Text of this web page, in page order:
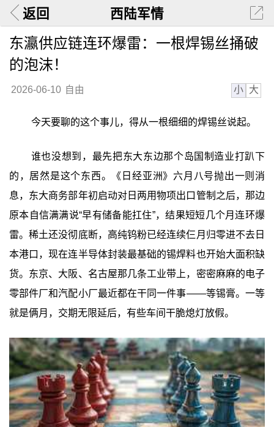
返回 西陆军情
东瀛供应链连环爆雷：一根焊锡丝捅破
的泡沫！
2026-06-10 自由 小 大
今天要聊的这个事儿，得从一根细细的焊锡丝说起。
谁也没想到，最先把东大东边那个岛国制造业打趴下
的，居然是这个东西。《日经亚洲》六月八号抛出一则消
息，东大商务部年初启动对日两用物项出口管制之后，那边
原本自信满满说“早有储备能扛住”，结果短短几个月连环爆
雷。稀土还没彻底断，高纯钨粉已经连续仨月归零进不去日
本港口，现在连半导体封装最基础的锡焊料也开始大面积缺
货。东京、大阪、名古屋那几条工业带上，密密麻麻的电子
零部件厂和汽配小厂最近都在干同一件事——等锡膏。一等
就是俩月，交期无限延后，有些车间干脆熄灯放假。